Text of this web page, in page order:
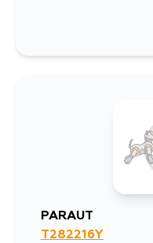
PARAUT
T282216Y